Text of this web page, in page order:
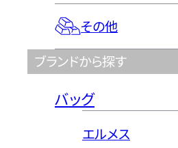
その他
ブランドから探す
バッグ
エルメス